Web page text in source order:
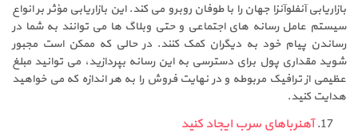
بازاریابی آنفلوآنزا جهان را با طوفان روبرو می کند. این بازاریابی مؤثر بر انواع
سیستم عامل رسانه های اجتماعی و حتی وبلاگ ها می توانند به شما در
رساندن پیام خود به دیگران کمک کنند. در حالی که ممکن است مجبور
شوید مقداری پول برای دسترسی به این رسانه بپردازید، می توانید مبلغ
عظیمی از ترافیک مربوطه و در نهایت فروش را به هر اندازه که می خواهید
هدایت کنید.
آهنرباهای سرب ایجاد کنید